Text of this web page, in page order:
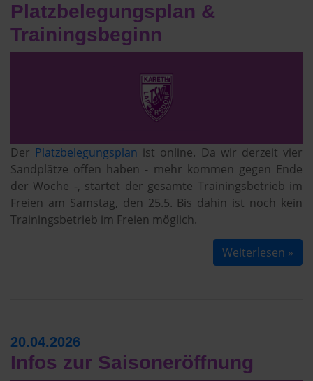
Platzbelegungsplan &
Trainingsbeginn
Der Platzbelegungsplan ist online. Da wir derzeit vier
Sandplätze offen haben - mehr kommen gegen Ende
der Woche -, startet der gesamte Trainingsbetrieb im
Freien am Samstag, den 25.5. Bis dahin ist noch kein
Trainingsbetrieb im Freien möglich.
Weiterlesen »
20.04.2026
Infos zur Saisoneröffnung